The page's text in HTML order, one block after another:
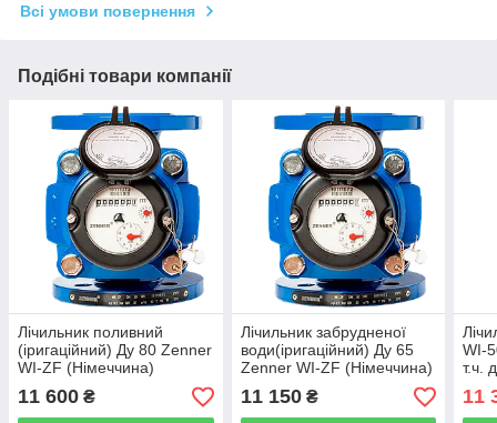
Всі умови повернення
Подібні товари компанії
Лічильник поливний
(іригаційний) Ду 80 Zenner
WI-ZF (Німеччина)
11 600 ₴
Лічильник забрудненої
води(іригаційний) Ду 65
Zenner WI-ZF (Німеччина)
11 150₴
WI-
т.ч.
11